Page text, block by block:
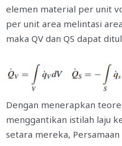
elemen material per unit
per unit area melintasi
maka QV dan QS dapat
Dengan menerapkan
menggantikan istilah laju
setara mereka, Persamaan